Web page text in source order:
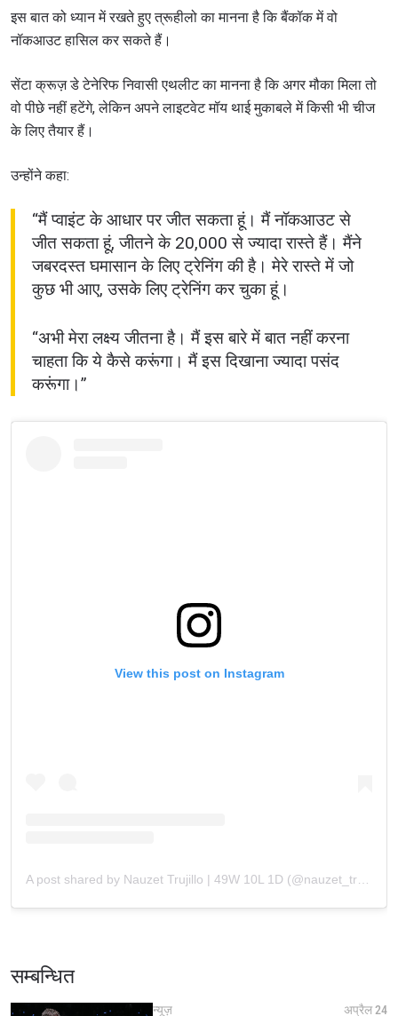
इस बात को ध्यान में रखते हुए त्रूहीलो का मानना है कि बैंकॉक में वो
नॉकआउट हासिल कर सकते हैं।
सेंटा क्रूज़ डे टेनेरिफ निवासी एथलीट का मानना है कि अगर मौका मिला तो
वो पीछे नहीं हटेंगे, लेकिन अपने लाइटवेट मॉय थाई मुकाबले में किसी भी चीज
के लिए तैयार हैं।
उन्होंने कहा:
“मैं प्वाइंट के आधार पर जीत सकता हूं। मैं नॉकआउट से
जीत सकता हूं, जीतने के 20,000 से ज्यादा रास्ते हैं। मैंने
जबरदस्त घमासान के लिए ट्रेनिंग की है। मेरे रास्ते में जो
कुछ भी आए, उसके लिए ट्रेनिंग कर चुका हूं।
“अभी मेरा लक्ष्य जीतना है। मैं इस बारे में बात नहीं करना
चाहता कि ये कैसे करूंगा। मैं इस दिखाना ज्यादा पसंद
करूंगा।”
View this post on Instagram
सम्बन्धित
न्यूज़ अप्रैल 24
and get first access to the best seats to our live
these communications at any time.